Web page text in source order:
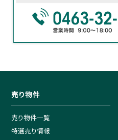
売り物件
売り物件一覧
特選売り情報